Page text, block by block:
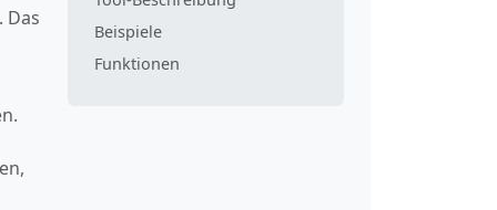
Das
Beispiele
Funktionen